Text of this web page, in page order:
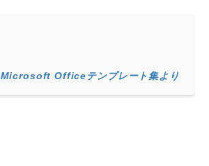
Microsoft Officeテンプレート集より